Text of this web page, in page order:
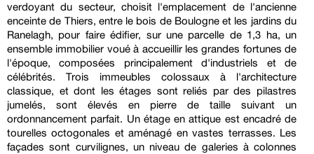
verdoyant du secteur, choisit l'emplacement de l'ancienne
enceinte de Thiers, entre le bois de Boulogne et les jardins du
Ranelagh, pour faire édifier, sur une parcelle de 1,3 ha, un
ensemble immobilier voué à accueillir les grandes fortunes de
l'époque, composées principalement d'industriels et de
célébrités. Trois immeubles colossaux à l'architecture
classique, et dont les étages sont reliés par des pilastres
jumelés, sont élevés en pierre de taille suivant un
ordonnancement parfait. Un étage en attique est encadré de
tourelles octogonales et aménagé en vastes terrasses. Les
façades sont curvilignes, un niveau de galeries à colonnes